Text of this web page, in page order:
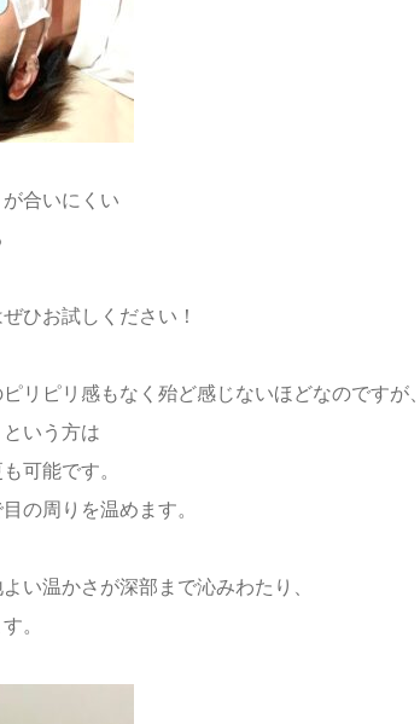
合いにくい
ひお試しください！
リピリ感もなく殆ど感じないほどなのですが、
いう方は
可能です。
の周りを温めます。
い温かさが深部まで沁みわたり、
。